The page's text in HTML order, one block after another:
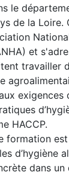
le
de la
et
travailler
exigences
HACCP.
formation
d’hygiène
dans un